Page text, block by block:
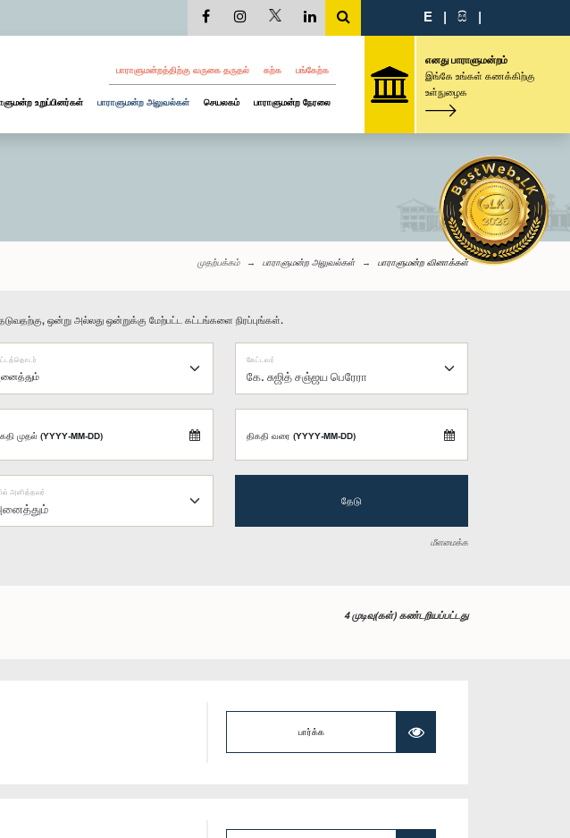
E | සි |
பாராளுமன்றத்திற்கு வருகை தருதல் கற்க பங்கேற்க
உறுப்பினர்கள் பாராளுமன்ற அலுவல்கள் செயலகம் பாராளுமன்ற நேரலை
எனது பாராளுமன்றம்
இங்கே உங்கள் கணக்கிற்கு
உள்நுழைக
முதற்பக்கம் பாராளுமன்ற அலுவல்கள் பாராளுமன்ற வினாக்கள்
ஒன்று அல்லது ஒன்றுக்கு மேற்பட்ட கட்டங்களை நிரப்புங்கள்.
கே. சுஜித் சஞ்ஜய பெரேரா
கேட்டவர்
முதல் (YYYY-MM-DD) திகதி வரை (YYYY-MM-DD)
அளித்தவர்
தேடு
மீளமைக்க
4 முடிவு(கள்) கண்டறியப்பட்டது
பார்க்க